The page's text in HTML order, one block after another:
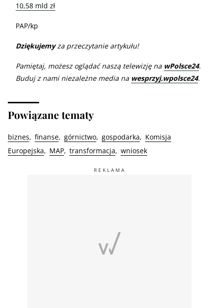
10,58 mld zł
PAP/kp
Dziękujemyza przeczytanie artykułu!
Pamiętaj, możesz oglądać naszą telewizję na wPolsce24.
Buduj z nami niezależne media na wesprzyj.wpolsce24.
Powiązane tematy
biznes finanse górnictwo gospodarka
Komisja
Europejska
MAP transformacja wniosek